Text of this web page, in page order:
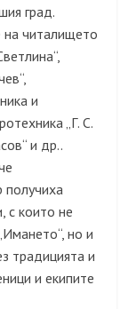
град.
на читалището
и
„Г. С.
и др..
получиха
с които не
но и
традицията и
и екипите